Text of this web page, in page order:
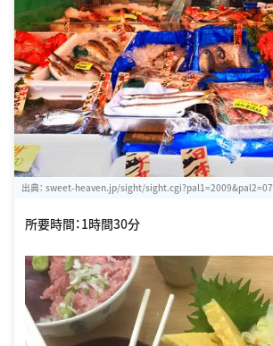
出典： sweet-heaven.jp/sight/sight.cgi?pal1=2009&pal2=07
所要時間：1時間30分